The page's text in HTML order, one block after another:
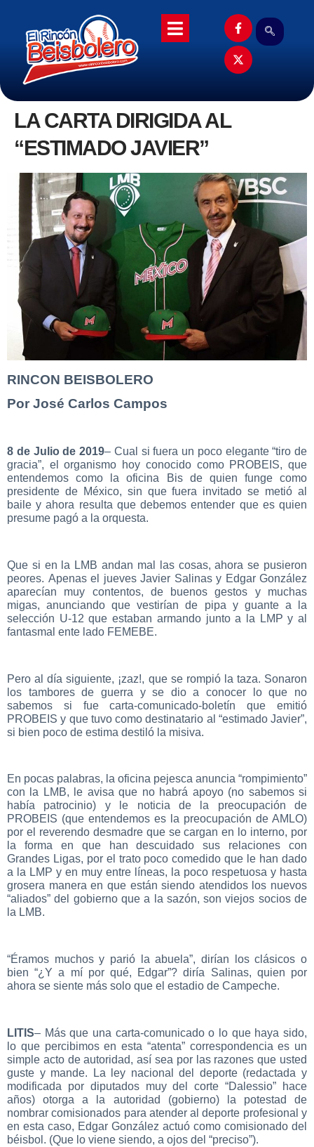
LA CARTA DIRIGIDA AL
“ESTIMADO JAVIER”
RINCON BEISBOLERO
Por José Carlos Campos
8 de Julio de 2019– Cual si fuera un poco elegante “tiro de
gracia”, el organismo hoy conocido como PROBEIS, que
entendemos como la oficina Bis de quien funge como
presidente de México, sin que fuera invitado se metió al
baile y ahora resulta que debemos entender que es quien
presume pagó a la orquesta.
Que si en la LMB andan mal las cosas, ahora se pusieron
peores. Apenas el jueves Javier Salinas y Edgar González
aparecían muy contentos, de buenos gestos y muchas
migas, anunciando que vestirían de pipa y guante a la
selección U-12 que estaban armando junto a la LMP y al
fantasmal ente lado FEMEBE.
Pero al día siguiente, ¡zaz!, que se rompió la taza. Sonaron
los tambores de guerra y se dio a conocer lo que no
sabemos si fue carta-comunicado-boletín que emitió
PROBEIS y que tuvo como destinatario al “estimado Javier”,
si bien poco de estima destiló la misiva.
En pocas palabras, la oficina pejesca anuncia “rompimiento”
con la LMB, le avisa que no habrá apoyo (no sabemos si
había patrocinio) y le noticia de la preocupación de
PROBEIS (que entendemos es la preocupación de AMLO)
por el reverendo desmadre que se cargan en lo interno, por
la forma en que han descuidado sus relaciones con
Grandes Ligas, por el trato poco comedido que le han dado
a la LMP y en muy entre líneas, la poco respetuosa y hasta
grosera manera en que están siendo atendidos los nuevos
“aliados” del gobierno que a la sazón, son viejos socios de
la LMB.
“Éramos muchos y parió la abuela”, dirían los clásicos o
bien “¿Y a mí por qué, Edgar”? diría Salinas, quien por
ahora se siente más solo que el estadio de Campeche.
LITIS– Más que una carta-comunicado o lo que haya sido,
lo que percibimos en esta “atenta” correspondencia es un
simple acto de autoridad, así sea por las razones que usted
guste y mande. La ley nacional del deporte (redactada y
modificada por diputados muy del corte “Dalessio” hace
años) otorga a la autoridad (gobierno) la potestad de
nombrar comisionados para atender al deporte profesional y
en esta caso, Edgar González actuó como comisionado del
béisbol. (Que lo viene siendo, a ojos del “preciso”).